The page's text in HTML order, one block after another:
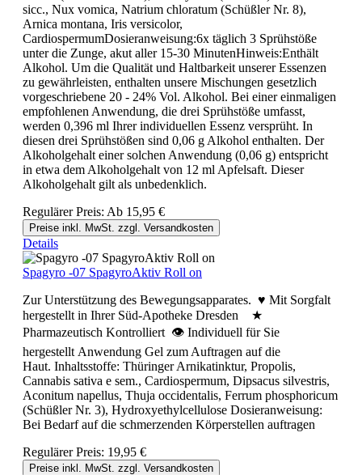
sicc., Nux vomica, Natrium chloratum (Schüßler Nr. 8),
Arnica montana, Iris versicolor,
CardiospermumDosieranweisung:6x täglich 3 Sprühstöße
unter die Zunge, akut aller 15-30 MinutenHinweis:Enthält
Alkohol. Um die Qualität und Haltbarkeit unserer Essenzen
zu gewährleisten, enthalten unsere Mischungen gesetzlich
vorgeschriebene 20 - 24% Vol. Alkohol. Bei einer einmaligen
empfohlenen Anwendung, die drei Sprühstöße umfasst,
werden 0,396 ml Ihrer individuellen Essenz versprüht. In
diesen drei Sprühstößen sind 0,06 g Alkohol enthalten. Der
Alkoholgehalt einer solchen Anwendung (0,06 g) entspricht
in etwa dem Alkoholgehalt von 12 ml Apfelsaft. Dieser
Alkoholgehalt gilt als unbedenklich.
Regulärer Preis: Ab 15,95 €
Preise inkl. MwSt. zzgl. Versandkosten
Details
Spagyro -07 SpagyroAktiv Roll on
Zur Unterstützung des Bewegungsapparates. ♥ Mit Sorgfalt
hergestellt in Ihrer Süd-Apotheke Dresden ★
Pharmazeutisch Kontrolliert 👁 Individuell für Sie
hergestellt Anwendung Gel zum Auftragen auf die
Haut. Inhaltsstoffe: Thüringer Arnikatinktur, Propolis,
Cannabis sativa e sem., Cardiospermum, Dipsacus silvestris,
Aconitum napellus, Thuja occidentalis, Ferrum phosphoricum
(Schüßler Nr. 3), Hydroxyethylcellulose Dosieranweisung:
Bei Bedarf auf die schmerzenden Körperstellen auftragen
Regulärer Preis: 19,95 €
Preise inkl. MwSt. zzgl. Versandkosten